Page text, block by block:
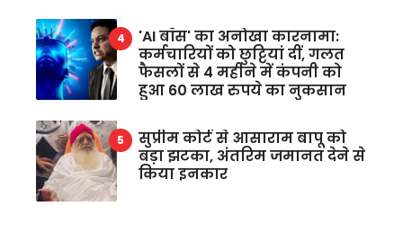
'AI बॉस' का अनोखा कारनामा:
कर्मचारियों को छुट्टियां दीं, गलत
फैसलों से 4 महीने में कंपनी को
हुआ 60 लाख रुपये का नुकसान
सुप्रीम कोर्ट से आसाराम बापू को
बड़ा झटका, अंतरिम जमानत देने से
किया इनकार